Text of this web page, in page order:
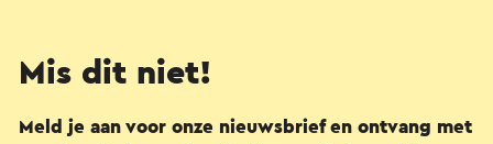
Mis dit niet!
Meld je aan voor onze nieuwsbrief en ontvang met